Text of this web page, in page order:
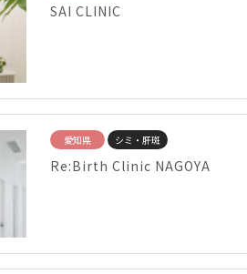
SAI CLINIC
愛知県 シミ・肝斑
Re:Birth Clinic NAGOYA